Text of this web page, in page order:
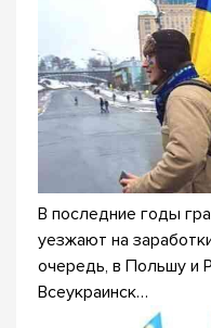
В последние годы
уезжают на
очередь, в Польшу и
Всеукраинск…